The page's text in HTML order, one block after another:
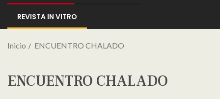
REVISTA IN VITRO
Inicio ENCUENTRO CHALADO
ENCUENTRO CHALADO